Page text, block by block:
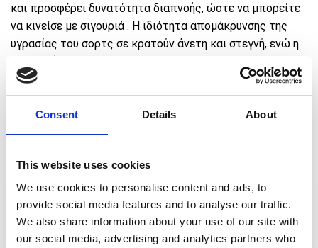
Consent Details About
This website uses cookies
We use cookies to personalise content and ads, to
provide social media features and to analyse our traffic.
We also share information about your use of our site with
our social media, advertising and analytics partners who
και προσφέρει δυνατότητα διαπνοής, ώστε να μπορείτε
να κινείσε με σιγουριά . Η ιδιότητα απομάκρυνσης της
υγρασίας του σορτς σε κρατούν άνετη και στεγνή, ενώ η
προσαρμογής για να προσφέρει την εφαρμογή που
επιθυμείς.
Πρόσθεσε προϊόντα αξίας50,00€για ΔΩΡΕΑΝ
μεταφορικά 🚚